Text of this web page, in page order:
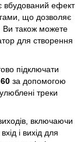
вбудований ефект
що дозволяє
Ви також можете
для створення
підключати
за допомогою
треки
включаючи
і вихід для